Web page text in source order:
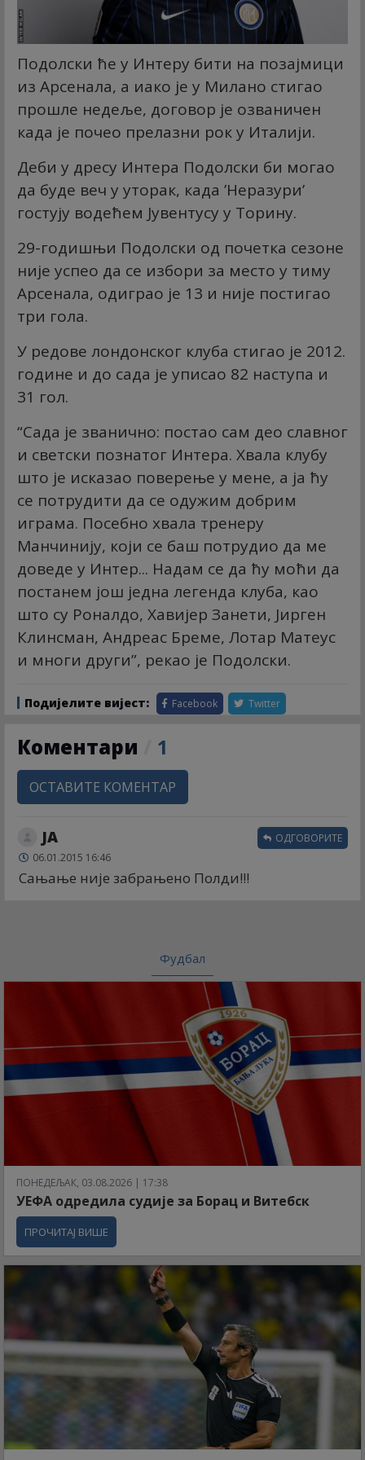
Подолски ће у Интеру бити на позајмици
из Арсенала, а иако је у Милано стигао
прошле недеље, договор је озваничен
када је почео прелазни рок у Италији.
Деби у дресу Интера Подолски би могао
да буде веч у уторак, када ’Неразури’
гостују водећем Јувентусу у Торину.
29-годишњи Подолски од почетка сезоне
није успео да се избори за место у тиму
Арсенала, одиграо је 13 и није постигао
три гола.
У редове лондонског клуба стигао је 2012.
године и до сада је уписао 82 наступа и
31 гол.
“Сада је званично: постао сам део славног
и светски познатог Интера. Хвала клубу
што је исказао поверење у мене, а ја ћу
се потрудити да се одужим добрим
играма. Посебно хвала тренеру
Манчинију, који се баш потрудио да ме
доведе у Интер... Надам се да ћу моћи да
постанем још једна легенда клуба, као
што су Роналдо, Хавијер Занети, Јирген
Клинсман, Андреас Бреме, Лотар Матеус
и многи други”, рекао је Подолски.
Подијелите вијест: Facebook Twitter
Коментари 1
ОСТАВИТЕ КОМЕНТАР
ЈА
06.01.2015 16:46
Сањање није забрањено Полди!!!
ОДГОВОРИТЕ
Фудбал
ПОНЕДЕЉАК, 03.08.2026 | 17:38
УЕФА одредила судије за Борац и Витебск
ПРОЧИТАЈ ВИШЕ